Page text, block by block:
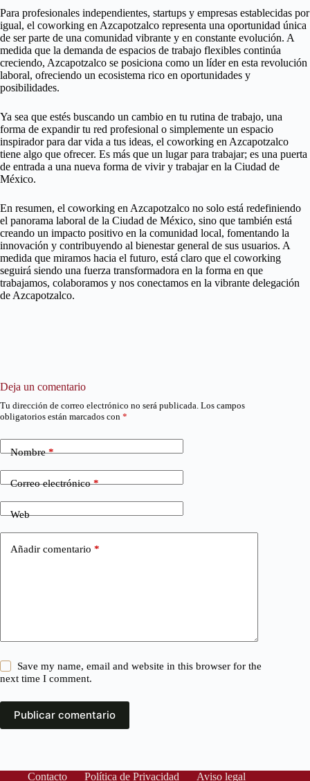
Para profesionales independientes, startups y empresas establecidas por
igual, el coworking en Azcapotzalco representa una oportunidad única
de ser parte de una comunidad vibrante y en constante evolución. A
medida que la demanda de espacios de trabajo flexibles continúa
creciendo, Azcapotzalco se posiciona como un líder en esta revolución
laboral, ofreciendo un ecosistema rico en oportunidades y
posibilidades.
Ya sea que estés buscando un cambio en tu rutina de trabajo, una
forma de expandir tu red profesional o simplemente un espacio
inspirador para dar vida a tus ideas, el coworking en Azcapotzalco
tiene algo que ofrecer. Es más que un lugar para trabajar; es una puerta
de entrada a una nueva forma de vivir y trabajar en la Ciudad de
México.
En resumen, el coworking en Azcapotzalco no solo está redefiniendo
el panorama laboral de la Ciudad de México, sino que también está
creando un impacto positivo en la comunidad local, fomentando la
innovación y contribuyendo al bienestar general de sus usuarios. A
medida que miramos hacia el futuro, está claro que el coworking
seguirá siendo una fuerza transformadora en la forma en que
trabajamos, colaboramos y nos conectamos en la vibrante delegación
de Azcapotzalco.
Deja un comentario
Tu dirección de correo electrónico no será publicada. Los campos
obligatorios están marcados con *
Nombre*
Correo electrónico*
Web
Añadir comentario *
Save my name, email and website in this browser for the
next time I comment.
Publicar comentario
Contacto Política de Privacidad Aviso legal